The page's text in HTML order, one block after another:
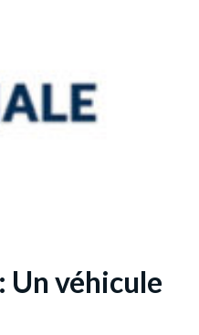
Un véhicule